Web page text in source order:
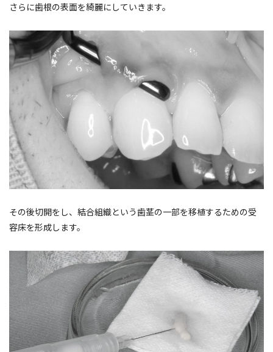
さらに歯根の表面を綺麗にしていきます。
その後切開をし、結合組織という歯茎の一部を移植するための受
容床を形成します。